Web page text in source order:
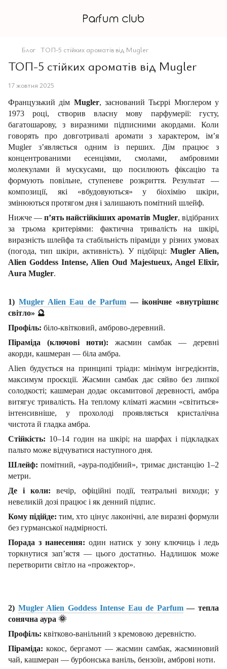
Блог ТОП-5 стійких ароматів від Mugler
ТОП-5 стійких ароматів від Mugler
17 жовтня 2025
Французький дім Mugler, заснований Тьєррі Мюглером у
1973 році, створив власну мову парфумерії: густу,
багатошарову, з виразними підписними акордами. Коли
говорять про довготривалі аромати з характером, ім’я
Mugler з’являється одним із перших. Дім працює з
концентрованими есенціями, смолами, амбровими
молекулами й мускусами, що посилюють фіксацію та
формують повільне, ступеневе розкриття. Результат —
композиції, які «вбудовуються» у біохімію шкіри,
змінюються протягом дня і залишають помітний шлейф.
Нижче — п’ять найстійкіших ароматів Mugler, відібраних
за трьома критеріями: фактична тривалість на шкірі,
виразність шлейфа та стабільність піраміди у різних умовах
(погода, тип шкіри, активність). У підбірці: Mugler Alien,
Alien Goddess Intense, Alien Oud Majestueux, Angel Elixir,
Aura Mugler.
1) Mugler Alien Eau de Parfum— іконічне «внутрішнє
світло» 🔮
Профіль: біло-квітковий, амброво-деревний.
Піраміда (ключові ноти): жасмин самбак — деревні
акорди, кашмеран — біла амбра.
Alien будується на принципі тріади: мінімум інгредієнтів,
максимум проєкції. Жасмин самбак дає сяйво без липкої
солодкості; кашмеран додає оксамитової деревності, амбра
витягує тривалість. На теплому кліматі жасмин «світиться»
інтенсивніше, у прохолоді проявляється кристалічна
чистота й гладка амбра.
Стійкість: 10–14 годин на шкірі; на шарфах і підкладках
пальто може відчуватися наступного дня.
Шлейф: помітний, «аура-подібний», тримає дистанцію 1–2
метри.
Де і коли: вечір, офіційні події, театральні виходи; у
невеликій дозі працює і як денний підпис.
Кому підійде: тим, хто цінує лаконічні, але виразні формули
без гурманської надмірності.
Порада з нанесення: один натиск у зону ключиць і ледь
торкнутися зап’ястя — цього достатньо. Надлишок може
перетворити світло на «прожектор».
2) Mugler Alien Goddess Intense Eau de Parfum— тепла
сонячна аура 🌞
Профіль: квітково-ванільний з кремовою деревністю.
Піраміда: кокос, бергамот — жасмин самбак, жасминовий
чай, кашмеран — бурбонська ваніль, бензоїн, амброві ноти.